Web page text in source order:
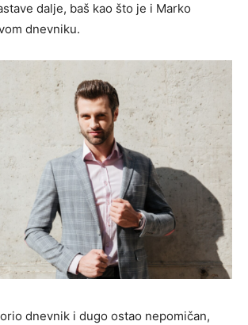
dalje, baš kao što je i Marko
dnevniku.
dnevnik i dugo ostao nepomičan,